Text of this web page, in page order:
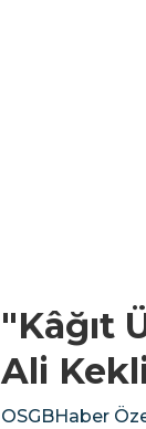
"Kâğıt
Ali
OSGBHaber